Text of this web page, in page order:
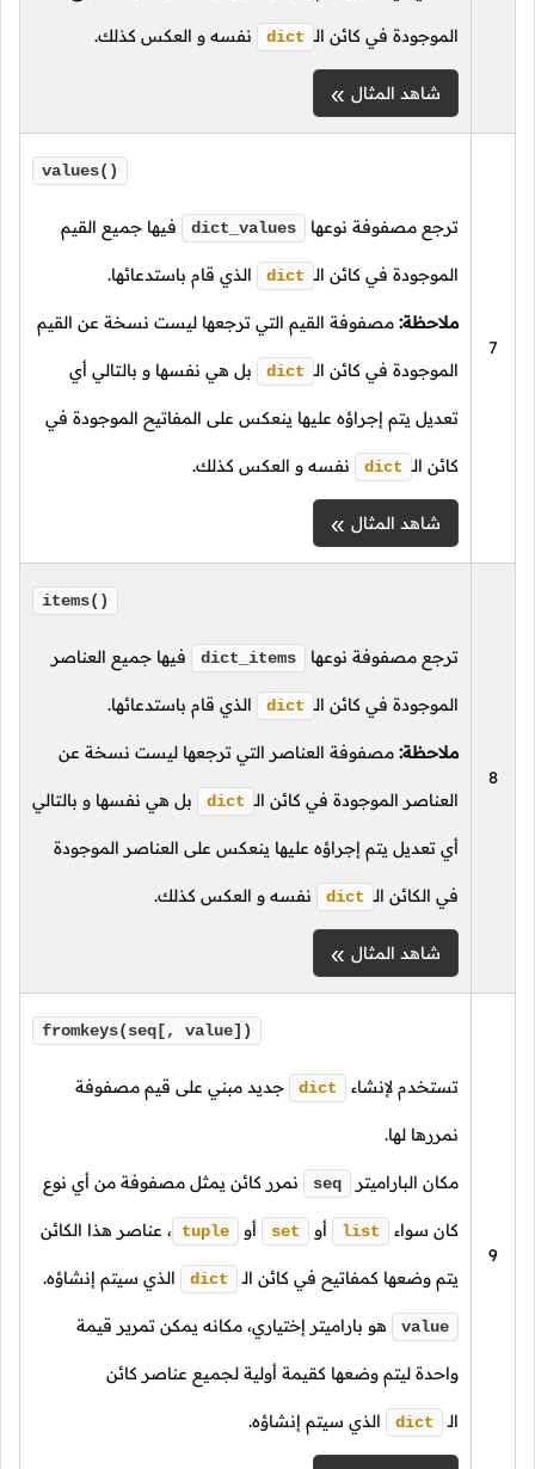
الموجودة في كائن الـ dict نفسه و العكس كذلك.
شاهد المثال
7
values()
ترجع مصفوفة نوعها dict_values فيها جميع القيم
الموجودة في كائن الـ dict الذي قام باستدعائها.
ملاحظة: مصفوفة القيم التي ترجعها ليست نسخة عن القيم
الموجودة في كائن الـ dict بل هي نفسها و بالتالي أي
تعديل يتم إجراؤه عليها ينعكس على المفاتيح الموجودة في
كائن الـ dict نفسه و العكس كذلك.
شاهد المثال
8
items()
ترجع مصفوفة نوعها dict_items فيها جميع العناصر
الموجودة في كائن الـ dict الذي قام باستدعائها.
ملاحظة: مصفوفة العناصر التي ترجعها ليست نسخة عن
العناصر الموجودة في كائن الـ dict بل هي نفسها و بالتالي
أي تعديل يتم إجراؤه عليها ينعكس على العناصر الموجودة
في الكائن الـ dict نفسه و العكس كذلك.
شاهد المثال
9
fromkeys(seq[, value])
تستخدم لإنشاء dict جديد مبني على قيم مصفوفة
نمررها لها.
مكان الباراميتر seq نمرر كائن يمثل مصفوفة من أي نوع
كان سواء list أو set أو tuple ، عناصر هذا الكائن
يتم وضعها كمفاتيح في كائن الـ dict الذي سيتم إنشاؤه.
value هو باراميتر إختياري، مكانه يمكن تمرير قيمة
واحدة ليتم وضعها كقيمة أولية لجميع عناصر كائن
الـ dict الذي سيتم إنشاؤه.